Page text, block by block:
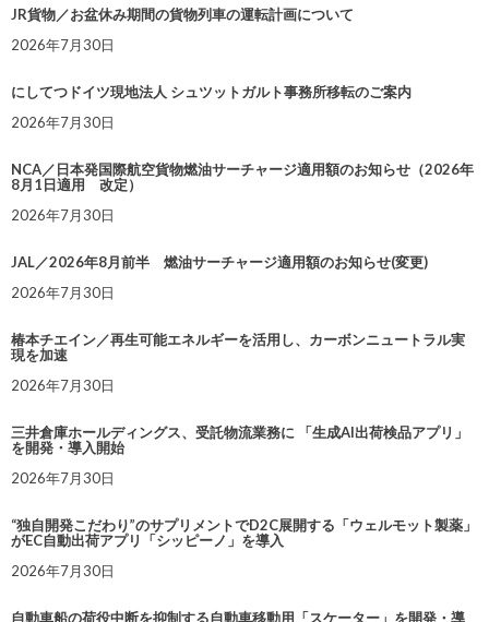
JR貨物／お盆休み期間の貨物列車の運転計画について
2026年7月30日
にしてつドイツ現地法人 シュツットガルト事務所移転のご案内
2026年7月30日
NCA／日本発国際航空貨物燃油サーチャージ適用額のお知らせ（2026年
8月1日適用 改定）
2026年7月30日
JAL／2026年8月前半 燃油サーチャージ適用額のお知らせ(変更)
2026年7月30日
椿本チエイン／再生可能エネルギーを活用し、カーボンニュートラル実
現を加速
2026年7月30日
三井倉庫ホールディングス、受託物流業務に 「生成AI出荷検品アプリ」
を開発・導入開始
2026年7月30日
“独自開発こだわり”のサプリメントでD2C展開する「ウェルモット製薬」
がEC自動出荷アプリ「シッピーノ」を導入
2026年7月30日
自動車船の荷役中断を抑制する自動車移動用「スケーター」を開発・導